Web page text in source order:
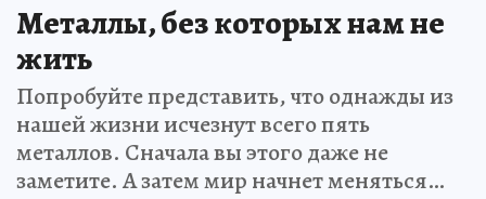
Металлы, без которых нам не
жить
Попробуйте представить, что однажды из
нашей жизни исчезнут всего пять
металлов. Сначала вы этого даже не
заметите. А затем мир начнет меняться…